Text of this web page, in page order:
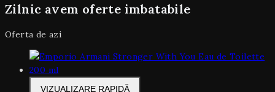
Zilnic avem oferte imbatabile
Oferta de azi
VIZUALIZARE RAPIDĂ